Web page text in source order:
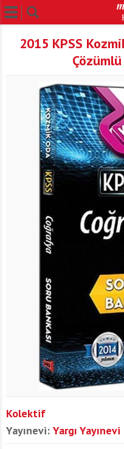
2015 KPSS
Kolektif
Yayınevi: Yargı